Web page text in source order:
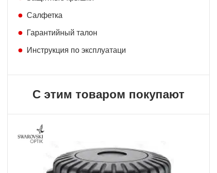
Салфетка
Гарантийный талон
Инструкция по эксплуатаци
С этим товаром покупают